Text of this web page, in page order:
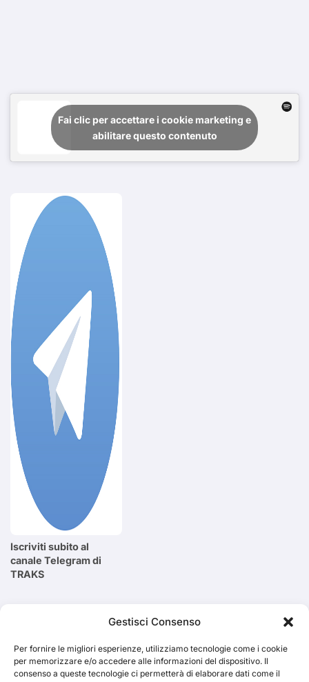
Gestisci Consenso
Per fornire le migliori esperienze, utilizziamo tecnologie come i cookie
per memorizzare e/o accedere alle informazioni del dispositivo. Il
consenso a queste tecnologie ci permetterà di elaborare dati come il
Fai clic per accettare i cookie marketing e
abilitare questo contenuto
Iscriviti subito al
canale Telegram di
TRAKS
Cerca